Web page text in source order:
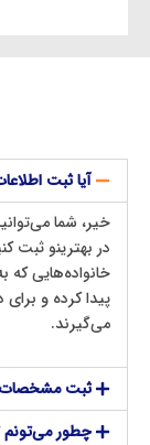
آیا ثبت
خیر، شما
در بهترینو ثبت
خانواده‌هایی که
پیدا کرده و
می‌گیرند.
ثبت مشخصات
چطور می‌تونم